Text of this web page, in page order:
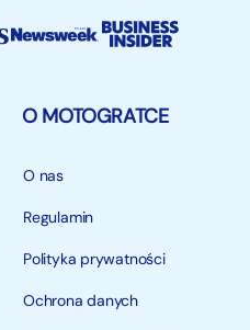
w myśl art. 66, § 1.
O MOTOGRATCE
O nas
Regulamin
Polityka prywatności
Ochrona danych